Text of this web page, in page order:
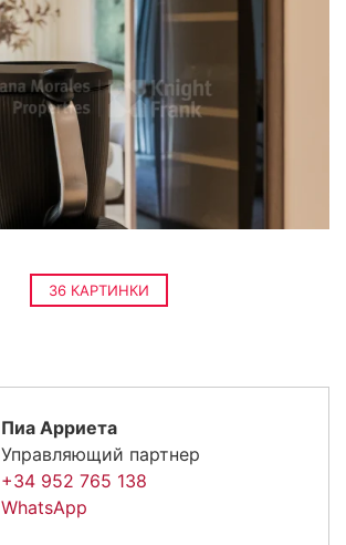
36 КАРТИНКИ
Пиа Арриета
Управляющий партнер
+34 952 765 138
WhatsApp